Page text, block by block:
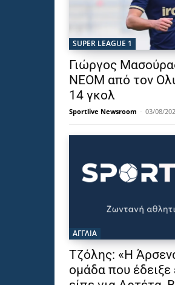
SUPER LEAGUE 1
Γιώργος
NEOM από τον
14 γκολ
Sportlive Newsroom - 03/08/
ΑΓΓΛΙΑ
Τζόλης: «Η
ομάδα που έδειξε